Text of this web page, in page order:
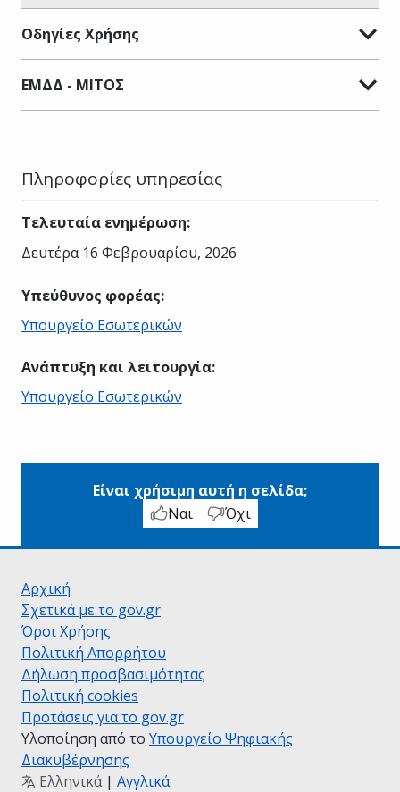
Οδηγίες Χρήσης
ΕΜΔΔ - ΜΙΤΟΣ
Πληροφορίες υπηρεσίας
Τελευταία ενημέρωση:
Δευτέρα 16 Φεβρουαρίου, 2026
Υπεύθυνος φορέας:
Υπουργείο Εσωτερικών
Ανάπτυξη και λειτουργία:
Υπουργείο Εσωτερικών
Είναι χρήσιμη αυτή η σελίδα;
Ναι
Όχι
Αρχική
Σχετικά με το gov.gr
Όροι Χρήσης
Πολιτική Απορρήτου
Δήλωση προσβασιμότητας
Πολιτική cookies
Προτάσεις για το gov.gr
Υλοποίηση από το Υπουργείο Ψηφιακής
Διακυβέρνησης
Ελληνικά | Αγγλικά